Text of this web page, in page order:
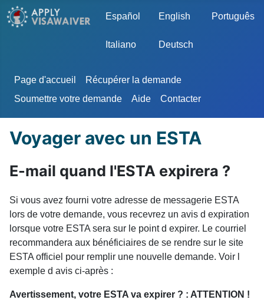
Sélectionnez votre langue
Español English Português
Italiano Deutsch
Page d'accueil
Récupérer la demande
Soumettre votre demande
Aide Contacter
Voyager avec un ESTA
E-mail quand l'ESTA expirera ?
Si vous avez fourni votre adresse de messagerie ESTA
lors de votre demande, vous recevrez un avis d expiration
lorsque votre ESTA sera sur le point d expirer. Le courriel
recommandera aux bénéficiaires de se rendre sur le site
ESTA officiel pour remplir une nouvelle demande. Voir l
exemple d avis ci-après :
Avertissement, votre ESTA va expirer ? : ATTENTION !